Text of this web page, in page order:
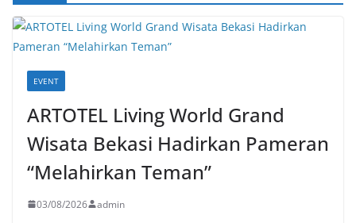
EVENT
ARTOTEL Living World Grand
Wisata Bekasi Hadirkan Pameran
“Melahirkan Teman”
03/08/2026 admin